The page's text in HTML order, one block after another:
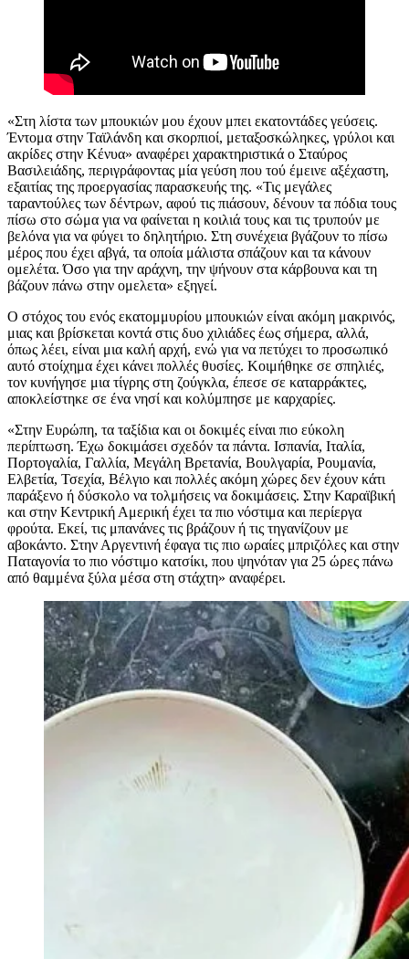
«Στη λίστα των μπουκιών μου έχουν μπει εκατοντάδες γεύσεις.
Έντομα στην Ταϊλάνδη και σκορπιοί, μεταξοσκώληκες, γρύλοι και
ακρίδες στην Κένυα» αναφέρει χαρακτηριστικά ο Σταύρος
Βασιλειάδης, περιγράφοντας μία γεύση που τού έμεινε αξέχαστη,
εξαιτίας της προεργασίας παρασκευής της. «Τις μεγάλες
ταραντούλες των δέντρων, αφού τις πιάσουν, δένουν τα πόδια τους
πίσω στο σώμα για να φαίνεται η κοιλιά τους και τις τρυπούν με
βελόνα για να φύγει το δηλητήριο. Στη συνέχεια βγάζουν το πίσω
μέρος που έχει αβγά, τα οποία μάλιστα σπάζουν και τα κάνουν
ομελέτα. Όσο για την αράχνη, την ψήνουν στα κάρβουνα και τη
βάζουν πάνω στην ομελετα» εξηγεί.
Ο στόχος του ενός εκατομμυρίου μπουκιών είναι ακόμη μακρινός,
μιας και βρίσκεται κοντά στις δυο χιλιάδες έως σήμερα, αλλά,
όπως λέει, είναι μια καλή αρχή, ενώ για να πετύχει το προσωπικό
αυτό στοίχημα έχει κάνει πολλές θυσίες. Κοιμήθηκε σε σπηλιές,
τον κυνήγησε μια τίγρης στη ζούγκλα, έπεσε σε καταρράκτες,
αποκλείστηκε σε ένα νησί και κολύμπησε με καρχαρίες.
«Στην Ευρώπη, τα ταξίδια και οι δοκιμές είναι πιο εύκολη
περίπτωση. Έχω δοκιμάσει σχεδόν τα πάντα. Ισπανία, Ιταλία,
Πορτογαλία, Γαλλία, Μεγάλη Βρετανία, Βουλγαρία, Ρουμανία,
Ελβετία, Τσεχία, Βέλγιο και πολλές ακόμη χώρες δεν έχουν κάτι
παράξενο ή δύσκολο να τολμήσεις να δοκιμάσεις. Στην Καραϊβική
και στην Κεντρική Αμερική έχει τα πιο νόστιμα και περίεργα
φρούτα. Εκεί, τις μπανάνες τις βράζουν ή τις τηγανίζουν με
αβοκάντο. Στην Αργεντινή έφαγα τις πιο ωραίες μπριζόλες και στην
Παταγονία το πιο νόστιμο κατσίκι, που ψηνόταν για 25 ώρες πάνω
από θαμμένα ξύλα μέσα στη στάχτη» αναφέρει.